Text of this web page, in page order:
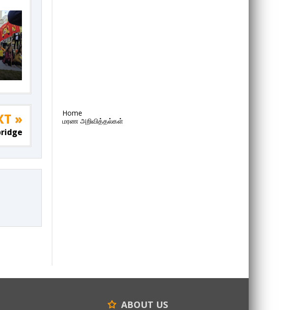
»
Home
மரண அறிவித்தல்கள்
ABOUT US